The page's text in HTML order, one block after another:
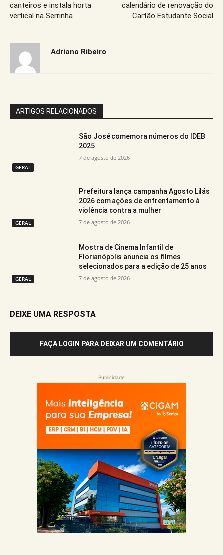
canteiros e instala horta
vertical na Serrinha
calendário de renovação do
Cartão Estudante Social
Adriano Ribeiro
ARTIGOS RELACIONADOS
GERAL
São José comemora números do IDEB
2025
7 de agosto de 2026
GERAL
Prefeitura lança campanha Agosto Lilás
2026 com ações de enfrentamento à
violência contra a mulher
7 de agosto de 2026
GERAL
Mostra de Cinema Infantil de
Florianópolis anuncia os filmes
selecionados para a edição de 25 anos
7 de agosto de 2026
DEIXE UMA RESPOSTA
FAÇA LOGIN PARA DEIXAR UM COMENTÁRIO
Publicidade